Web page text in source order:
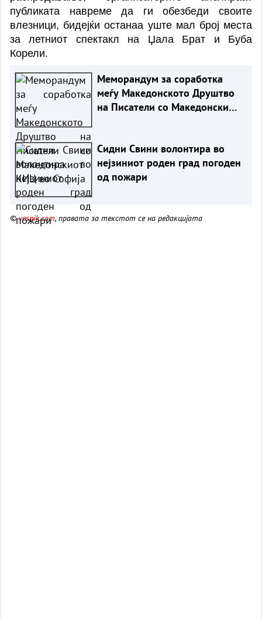
публиката навреме да ги обезбеди своите
влезници, бидејќи останаа уште мал број места
за летниот спектакл на Џала Брат и Буба
Корели.
Меморандум за соработка
меѓу Македонското Друштво
на Писатели со Македонскиот
Сидни Свини волонтира во
нејзиниот роден град погоден
од пожари
©vesnik.com, правата за текстот се на редакцијата